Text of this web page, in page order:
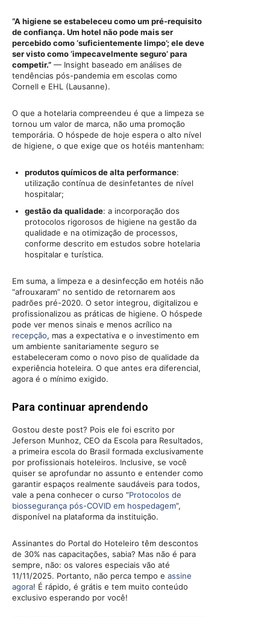
“A higiene se estabeleceu como um pré-requisito
de confiança. Um hotel não pode mais ser
percebido como ‘suficientemente limpo’; ele deve
ser visto como ‘impecavelmente seguro’ para
competir.” — Insight baseado em análises de
tendências pós-pandemia em escolas como
Cornell e EHL (Lausanne).
O que a hotelaria compreendeu é que a limpeza se
tornou um valor de marca, não uma promoção
temporária. O hóspede de hoje espera o alto nível
de higiene, o que exige que os hotéis mantenham:
produtos químicos de alta performance:
utilização contínua de desinfetantes de nível
hospitalar;
gestão da qualidade: a incorporação dos
protocolos rigorosos de higiene na gestão da
qualidade e na otimização de processos,
conforme descrito em estudos sobre hotelaria
hospitalar e turística.
Em suma, a limpeza e a desinfecção em hotéis não
“afrouxaram” no sentido de retornarem aos
padrões pré-2020. O setor integrou, digitalizou e
profissionalizou as práticas de higiene. O hóspede
pode ver menos sinais e menos acrílico na
recepção, mas a expectativa e o investimento em
um ambiente sanitariamente seguro se
estabeleceram como o novo piso de qualidade da
experiência hoteleira. O que antes era diferencial,
agora é o mínimo exigido.
Para continuar aprendendo
Gostou deste post? Pois ele foi escrito por
Jeferson Munhoz, CEO da Escola para Resultados,
a primeira escola do Brasil formada exclusivamente
por profissionais hoteleiros. Inclusive, se você
quiser se aprofundar no assunto e entender como
garantir espaços realmente saudáveis para todos,
vale a pena conhecer o curso “Protocolos de
biossegurança pós-COVID em hospedagem”,
disponível na plataforma da instituição.
Assinantes do Portal do Hoteleiro têm descontos
de 30% nas capacitações, sabia? Mas não é para
sempre, não: os valores especiais vão até
11/11/2025. Portanto, não perca tempo e assine
agora! É rápido, é grátis e tem muito conteúdo
exclusivo esperando por você!